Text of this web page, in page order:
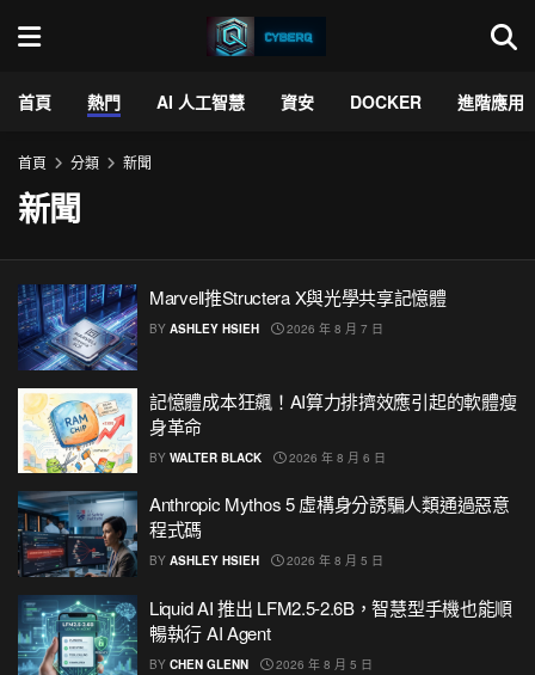
首頁 熱門 AI 人工智慧 資安 DOCKER 進階應用
首頁 分類 新聞
新聞
Marvell推Structera X與光學共享記憶體
BY ASHLEY HSIEH 2026 年 8 月 7 日
記憶體成本狂飆！AI算力排擠效應引起的軟體瘦
身革命
BY WALTER BLACK 2026 年 8 月 6 日
Anthropic Mythos 5 虛構身分誘騙人類通過惡意
程式碼
BY ASHLEY HSIEH 2026 年 8 月 5 日
Liquid AI 推出 LFM2.5-2.6B，智慧型手機也能順
暢執行 AI Agent
BY CHEN GLENN 2026 年 8 月 5 日